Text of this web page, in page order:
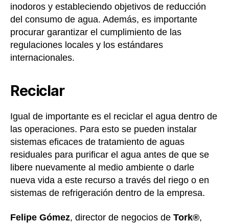
inodoros y estableciendo objetivos de reducción
del consumo de agua. Además, es importante
procurar garantizar el cumplimiento de las
regulaciones locales y los estándares
internacionales.
Reciclar
Igual de importante es el reciclar el agua dentro de
las operaciones. Para esto se pueden instalar
sistemas eficaces de tratamiento de aguas
residuales para purificar el agua antes de que se
libere nuevamente al medio ambiente o darle
nueva vida a este recurso a través del riego o en
sistemas de refrigeración dentro de la empresa.
Felipe Gómez, director de negocios de Tork®,